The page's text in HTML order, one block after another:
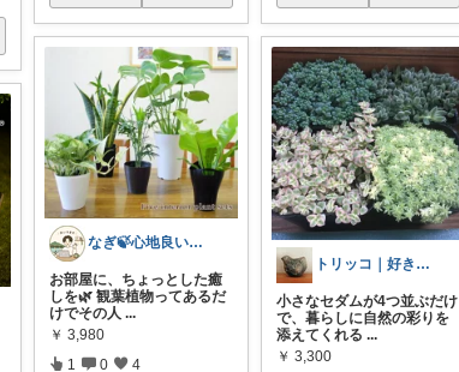
なぎ🍃心地良い暮らしにしようや～
お部屋に、ちょっとした癒
しを🌿 観葉植物ってあるだ
けでその人 ...
￥ 3,980
1 0 4
トリッコ｜好きな雑貨・インテリア
小さなセダムが4つ並ぶだけ
で、暮らしに自然の彩りを
添えてくれる ...
￥ 3,300